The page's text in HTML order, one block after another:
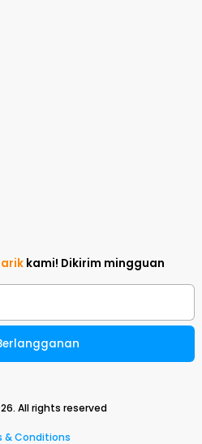
kami! Dikirim mingguan
. All rights reserved
& Conditions